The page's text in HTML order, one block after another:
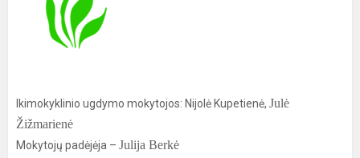
Ikimokyklinio ugdymo mokytojos: Nijolė Kupetienė, Julė
Žižmarienė
Mokytojų padėjėja – Julija Berkė